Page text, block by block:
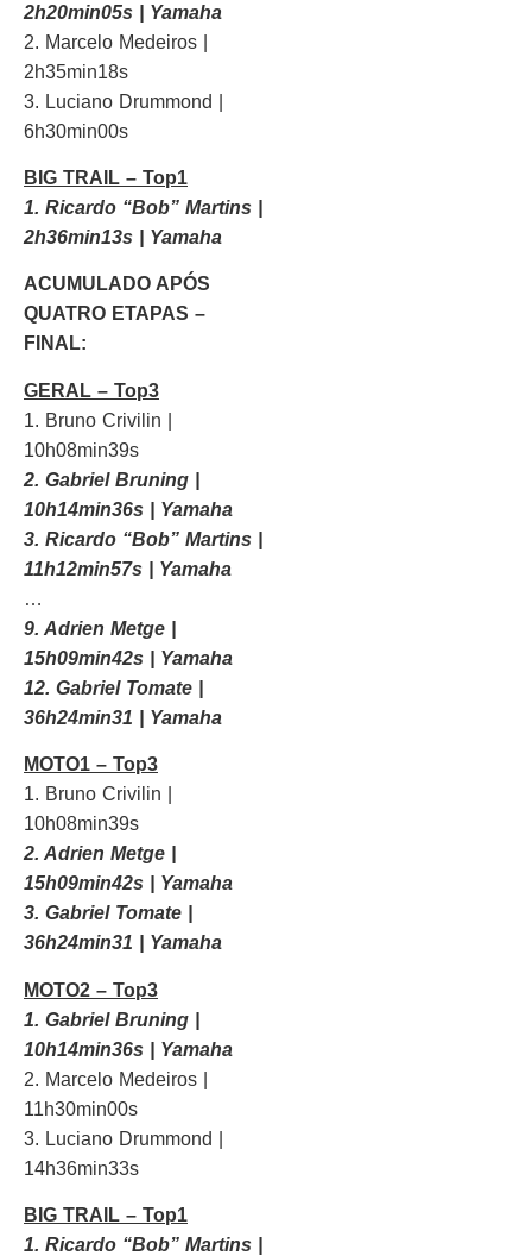
2h20min05s | Yamaha
2. Marcelo Medeiros |
2h35min18s
3. Luciano Drummond |
6h30min00s
BIG TRAIL – Top1
1. Ricardo “Bob” Martins |
2h36min13s | Yamaha
ACUMULADO APÓS
QUATRO ETAPAS –
FINAL:
GERAL – Top3
1. Bruno Crivilin |
10h08min39s
2. Gabriel Bruning |
10h14min36s | Yamaha
3. Ricardo “Bob” Martins |
11h12min57s | Yamaha
…
9. Adrien Metge |
15h09min42s | Yamaha
12. Gabriel Tomate |
36h24min31 | Yamaha
MOTO1 – Top3
1. Bruno Crivilin |
10h08min39s
2. Adrien Metge |
15h09min42s | Yamaha
3. Gabriel Tomate |
36h24min31 | Yamaha
MOTO2 – Top3
1. Gabriel Bruning |
10h14min36s | Yamaha
2. Marcelo Medeiros |
11h30min00s
3. Luciano Drummond |
14h36min33s
BIG TRAIL – Top1
1. Ricardo “Bob” Martins |